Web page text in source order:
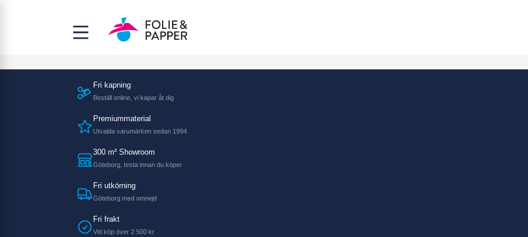
Fri kapning
Beställ online, vi kapar åt dig
Premiummaterial
Utvalda varumärken sedan 1994
300 m² Showroom
Göteborg, testa innan du köper
Fri utkörning
Göteborg med omnejd
Fri frakt
Vid köp över 2 500 kr